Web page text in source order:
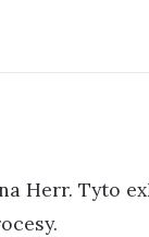
Herr. Tyto